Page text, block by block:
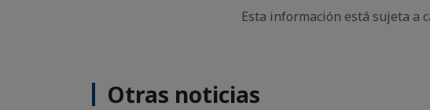
Esta información está sujeta a
Otras noticias